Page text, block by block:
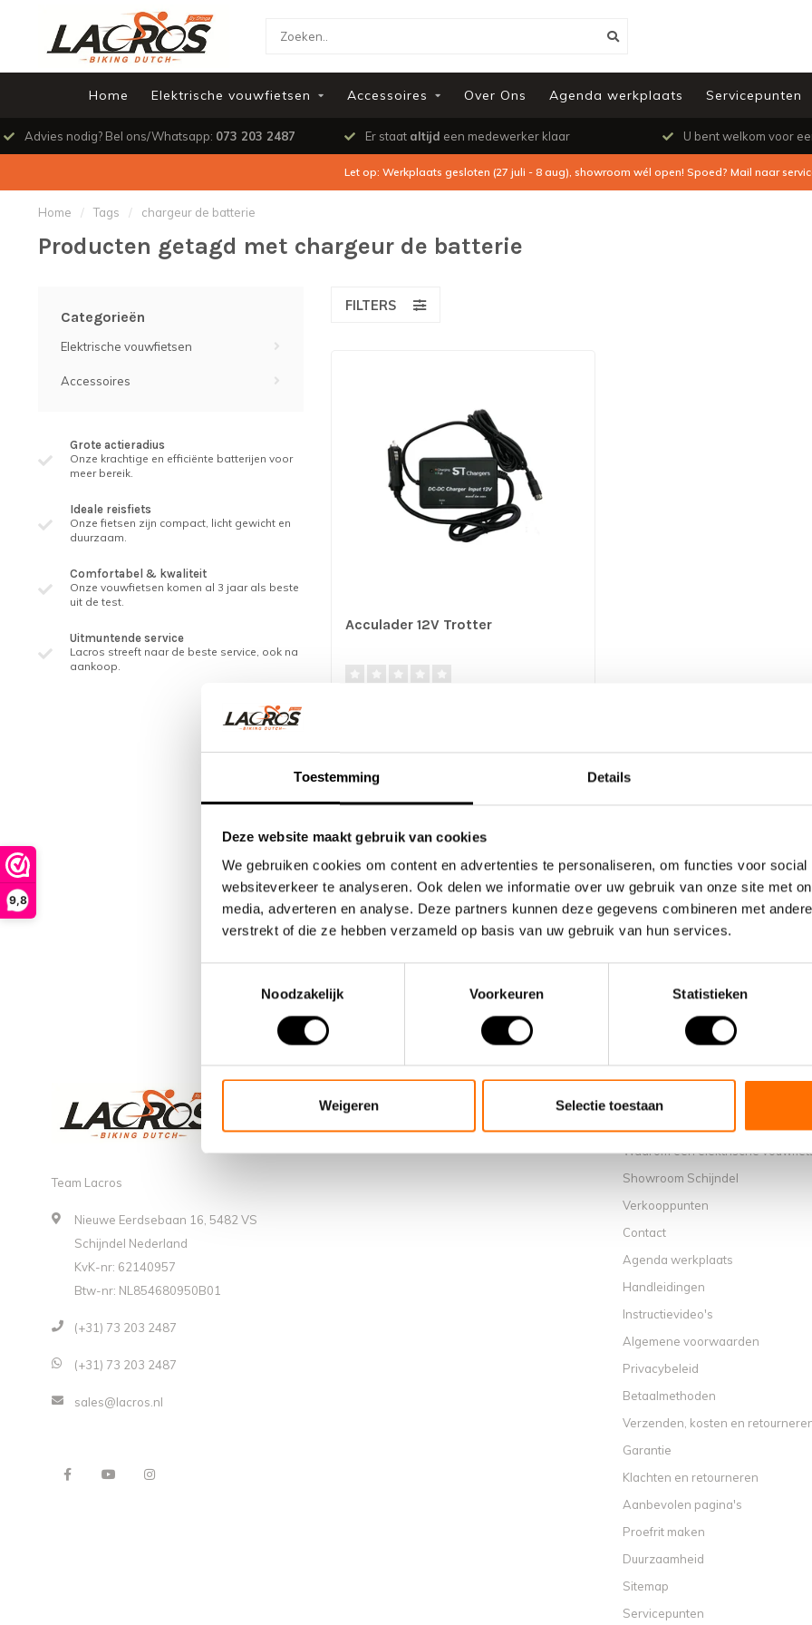
9,8
Toestemming Details
Deze website maakt gebruik van cookies
We gebruiken cookies om content en advertenties te personaliseren, om functies voor
websiteverkeer te analyseren. Ook delen we informatie over uw gebruik van onze site met
media, adverteren en analyse. Deze partners kunnen deze gegevens combineren met
verstrekt of die ze hebben verzameld op basis van uw gebruik van hun services.
Noodzakelijk
Voorkeuren Statistieken
Weigeren Selectie toestaan
Home Elektrische vouwfietsen Accessoires Over Ons Agenda werkplaats Servicepunten
Advies nodig? Bel ons/Whatsapp: 073 203 2487 Er staat altijd een medewerker klaar U bent welkom voor
Let op: Werkplaats gesloten (27 juli - 8 aug), showroom wél open! Spoed? Mail naar
Home / Tags / chargeur de batterie
Producten getagd met chargeur de batterie
Categorieën
Elektrische vouwfietsen
Accessoires
Grote actieradius
Onze krachtige en efficiënte batterijen voor
meer bereik.
Ideale reisfiets
Onze fietsen zijn compact, licht gewicht en
duurzaam.
Comfortabel & kwaliteit
Onze vouwfietsen komen al 3 jaar als beste
uit de test.
Uitmuntende service
Lacros streeft naar de beste service, ook na
aankoop.
FILTERS
Acculader 12V Trotter
€74,95
Team Lacros
Nieuwe Eerdsebaan 16, 5482 VS
Schijndel Nederland
KvK-nr: 62140957
Btw-nr: NL854680950B01
(+31) 73 203 2487
(+31) 73 203 2487
sales@lacros.nl
Waarom een elektrische
Showroom Schijndel
Verkooppunten
Contact
Agenda werkplaats
Handleidingen
Instructievideo's
Algemene voorwaarden
Privacybeleid
Betaalmethoden
Verzenden, kosten en
Garantie
Klachten en retourneren
Aanbevolen pagina's
Proefrit maken
Duurzaamheid
Sitemap
Servicepunten